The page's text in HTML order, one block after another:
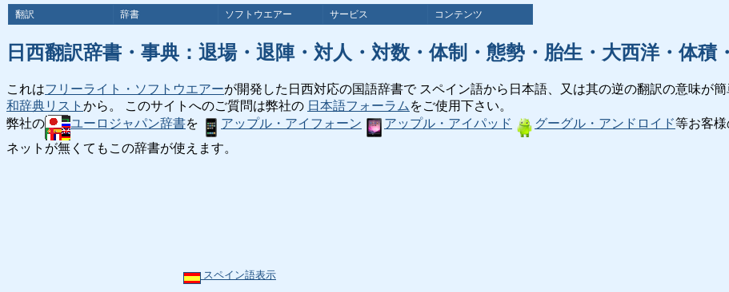
翻訳 辞書 ソフトウエアー サービス コンテンツ
日西翻訳辞書・事典：退場・退陣・対人・対数・体制・態勢・胎生・大西洋・体積
これはフリーライト・ソフトウエアーが開発した日西対応の国語辞書で スペイン語から日本語、又は其の逆の翻訳の意味が
和辞典リスト から。 このサイトへのご質問は弊社の 日本語フォーラム をご使用下さい。
弊社の
ユーロジャパン辞書を アップル・アイフォーン アップル・アイパッド グーグル・アンドロイド等お客
ネットが無くてもこの辞書が使えます。
スペイン語表示